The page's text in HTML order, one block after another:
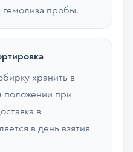
гемолиза пробы.
хранить в
положении при
в
в день взятия